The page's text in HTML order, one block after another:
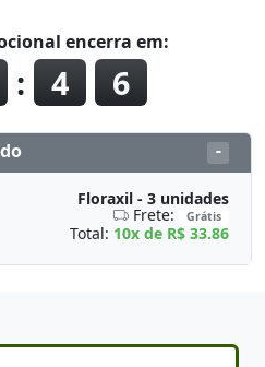
encerra em:
: 4 6
Floraxil - 3 unidades
Frete: Grátis
Total: 10x de R$ 33.86